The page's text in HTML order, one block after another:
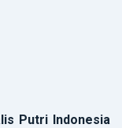
Putri Indonesia